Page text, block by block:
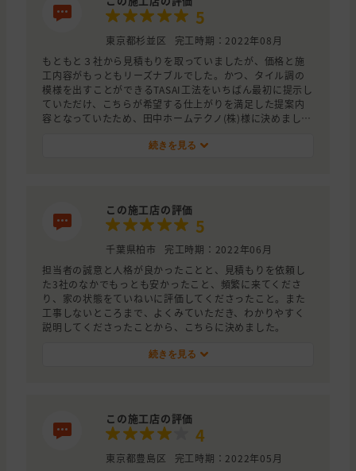
5
東京都杉並区
完工時期：2022年08月
もともと３社から見積もりを取っていましたが、価格と施
工内容がもっともリーズナブルでした。かつ、タイル調の
模様を出すことができるTASAI工法をいちばん最初に提示し
ていただけ、こちらが希望する仕上がりを満足した提案内
容となっていたため、田中ホームテクノ(株)様に決めまし
続きを見る
この施工店の評価
5
千葉県柏市
完工時期：2022年06月
担当者の誠意と人格が良かったことと、見積もりを依頼し
た3社のなかでもっとも安かったこと、頻繁に来てくださ
り、家の状態をていねいに評価してくださったこと。また
工事しないところまで、よくみていただき、わかりやすく
説明してくださったことから、こちらに決めました。
続きを見る
この施工店の評価
4
東京都豊島区
完工時期：2022年05月